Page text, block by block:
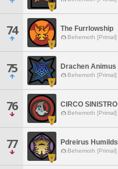
74 The Furrlowship
Behemoth [Primal]
75 Drachen Animus
Behemoth [Primal]
76 CIRCO SINISTRO
Behemoth [Primal]
77 Pdreirus Humilds
Behemoth [Primal]